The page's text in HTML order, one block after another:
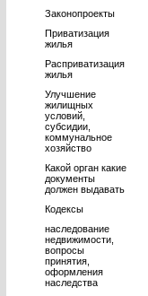
Законопроекты
Приватизация
жилья
Расприватизация
жилья
Улучшение
жилищных
условий,
субсидии,
коммунальное
хозяйство
Какой орган какие
документы
должен выдавать
Кодексы
наследование
недвижимости,
вопросы
принятия,
оформления
наследства